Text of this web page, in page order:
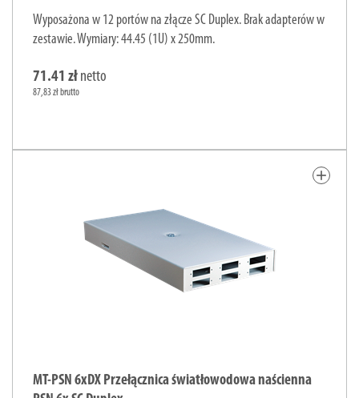
Wyposażona w 12 portów na złącze SC Duplex. Brak adapterów w
zestawie. Wymiary: 44.45 (1U) x 250mm.
71.41 zł netto
87,83 zł brutto
add
MT-PSN 6xDX Przełącznica światłowodowa naścienna